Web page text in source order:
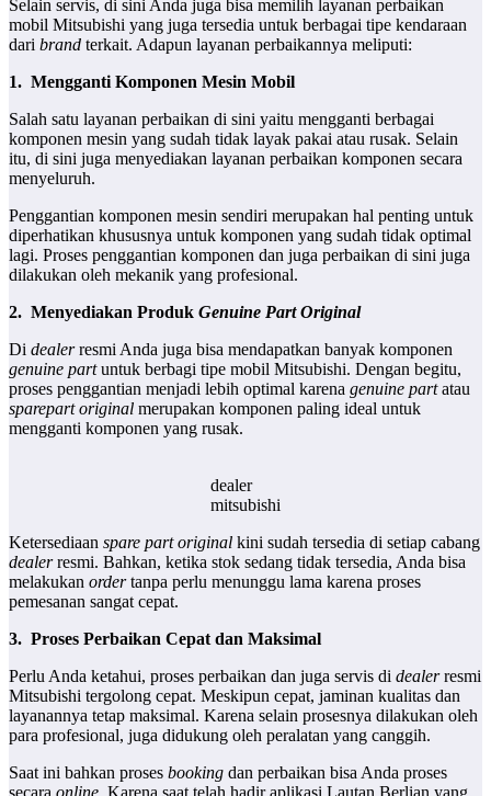
Selain servis, di sini Anda juga bisa memilih layanan perbaikan
mobil Mitsubishi yang juga tersedia untuk berbagai tipe kendaraan
dari brand terkait. Adapun layanan perbaikannya meliputi:
1. Mengganti Komponen Mesin Mobil
Salah satu layanan perbaikan di sini yaitu mengganti berbagai
komponen mesin yang sudah tidak layak pakai atau rusak. Selain
itu, di sini juga menyediakan layanan perbaikan komponen secara
menyeluruh.
Penggantian komponen mesin sendiri merupakan hal penting untuk
diperhatikan khususnya untuk komponen yang sudah tidak optimal
lagi. Proses penggantian komponen dan juga perbaikan di sini juga
dilakukan oleh mekanik yang profesional.
2. Menyediakan Produk Genuine Part Original
Di dealerresmi Anda juga bisa mendapatkan banyak komponen
genuine partuntuk berbagi tipe mobil Mitsubishi. Dengan begitu,
proses penggantian menjadi lebih optimal karena genuine partatau
sparepart original merupakan komponen paling ideal untuk
mengganti komponen yang rusak.
dealer
mitsubishi
Ketersediaan spare part original kini sudah tersedia di setiap cabang
dealerresmi. Bahkan, ketika stok sedang tidak tersedia, Anda bisa
melakukan ordertanpa perlu menunggu lama karena proses
pemesanan sangat cepat.
3. Proses Perbaikan Cepat dan Maksimal
Perlu Anda ketahui, proses perbaikan dan juga servis di dealerresmi
Mitsubishi tergolong cepat. Meskipun cepat, jaminan kualitas dan
layanannya tetap maksimal. Karena selain prosesnya dilakukan oleh
para profesional, juga didukung oleh peralatan yang canggih.
Saat ini bahkan proses booking dan perbaikan bisa Anda proses
secara online . Karena saat telah hadir aplikasi Lautan Berlian yang